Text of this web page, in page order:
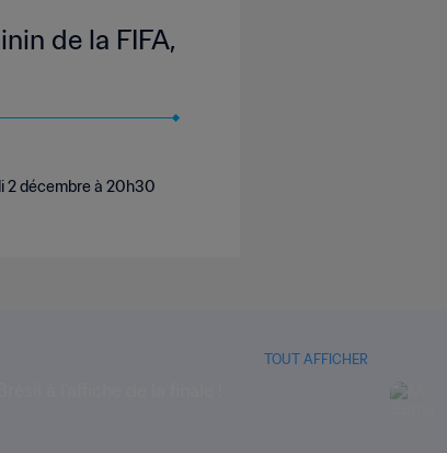
de la FIFA,
2 décembre à 20h30
TOUT AFFICHER